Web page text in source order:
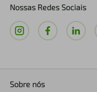
Nossas Redes Sociais
Sobre nós